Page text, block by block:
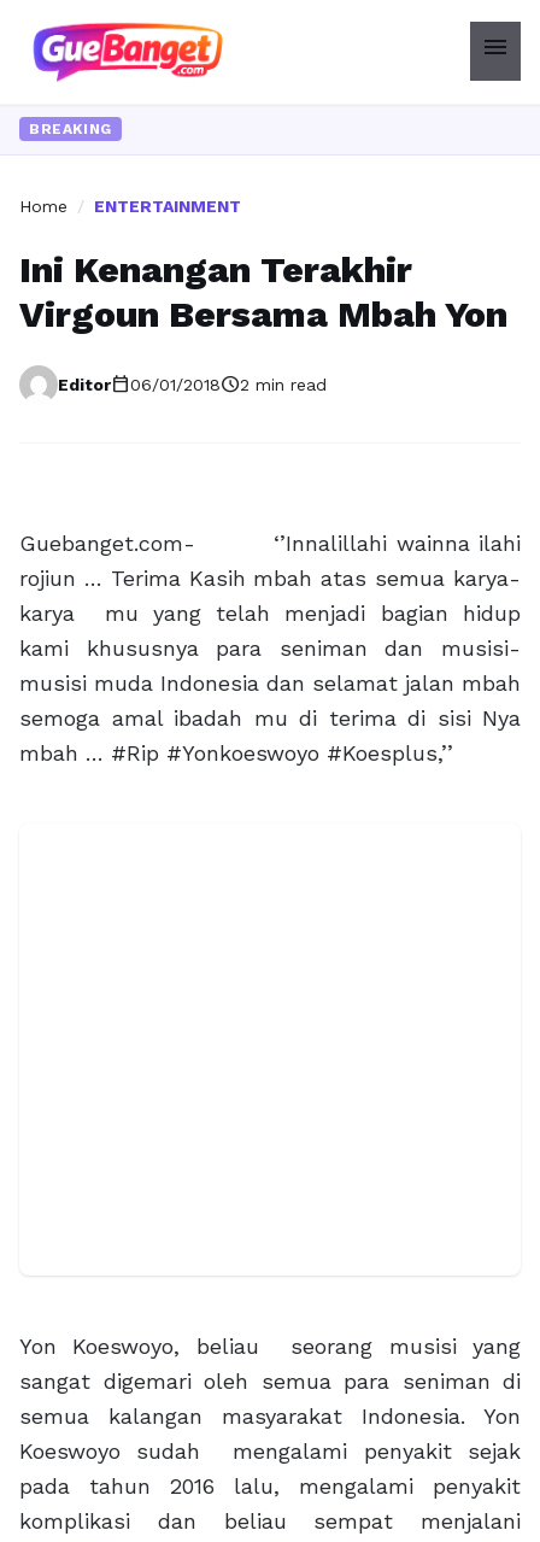
menu
BREAKING
Home / ENTERTAINMENT
Ini Kenangan Terakhir
Virgoun Bersama Mbah Yon
Editorcalendar_today06/01/2018schedule2 min read
Guebanget.com- ‘’Innalillahi wainna ilahi
rojiun … Terima Kasih mbah atas semua karya-
karya mu yang telah menjadi bagian hidup
kami khususnya para seniman dan musisi-
musisi muda Indonesia dan selamat jalan mbah
semoga amal ibadah mu di terima di sisi Nya
mbah … #Rip #Yonkoeswoyo #Koesplus,’’
Yon Koeswoyo, beliau seorang musisi yang
sangat digemari oleh semua para seniman di
semua kalangan masyarakat Indonesia. Yon
Koeswoyo sudah mengalami penyakit sejak
pada tahun 2016 lalu, mengalami penyakit
komplikasi dan beliau sempat menjalani